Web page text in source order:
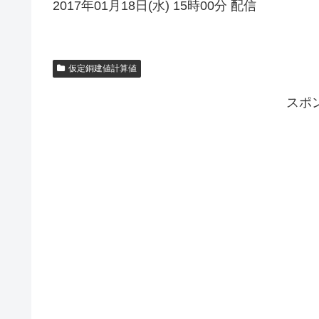
2017年01月18日(水) 15時00分 配信
仮定銅建値計算値
スポ